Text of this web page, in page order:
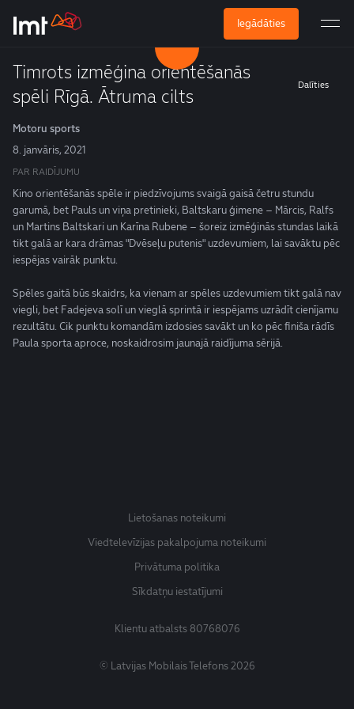
Iegādāties
Timrots izmēģina orientēšanās
spēli Rīgā. Ātruma cilts
Dalīties
Motoru sports
8. janvāris, 2021
PAR RAIDĪJUMU
Kino orientēšanās spēle ir piedzīvojums svaigā gaisā četru stundu
garumā, bet Pauls un viņa pretinieki, Baltskaru ģimene – Mārcis, Ralfs
un Martins Baltskari un Karīna Rubene – šoreiz izmēģinās stundas laikā
tikt galā ar kara drāmas "Dvēseļu putenis" uzdevumiem, lai savāktu pēc
iespējas vairāk punktu.
Spēles gaitā būs skaidrs, ka vienam ar spēles uzdevumiem tikt galā nav
viegli, bet Fadejeva solī un vieglā sprintā ir iespējams uzrādīt cienījamu
rezultātu. Cik punktu komandām izdosies savākt un ko pēc finiša rādīs
Paula sporta aproce, noskaidrosim jaunajā raidījuma sērijā.
Lietošanas noteikumi
Viedtelevīzijas pakalpojuma noteikumi
Privātuma politika
Sīkdatņu iestatījumi
Klientu atbalsts80768076
© Latvijas Mobilais Telefons 2026